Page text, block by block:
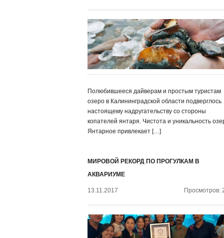
Полюбившееся дайверам и простым туристам
озеро в Калининградской области подверглось
настоящему надругательству со стороны
копателей янтаря. Чистота и уникальность
Янтарное привлекает […]
МИРОВОЙ РЕКОРД ПО ПРОГУЛКАМ В
АКВАРИУМЕ
13.11.2017 Просмотров: